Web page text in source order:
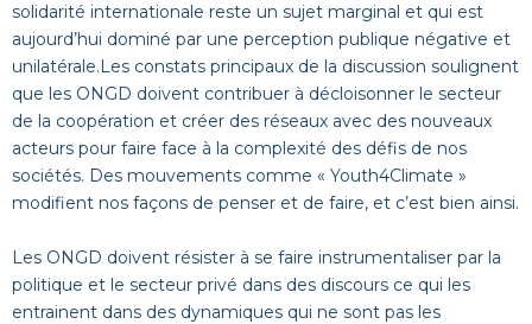
solidarité internationale reste un sujet marginal et qui est
aujourd’hui dominé par une perception publique négative et
unilatérale.Les constats principaux de la discussion soulignent
que les ONGD doivent contribuer à décloisonner le secteur
de la coopération et créer des réseaux avec des nouveaux
acteurs pour faire face à la complexité des défis de nos
sociétés. Des mouvements comme « Youth4Climate »
modifient nos façons de penser et de faire, et c’est bien ainsi.
Les ONGD doivent résister à se faire instrumentaliser par la
politique et le secteur privé dans des discours ce qui les
entrainent dans des dynamiques qui ne sont pas les